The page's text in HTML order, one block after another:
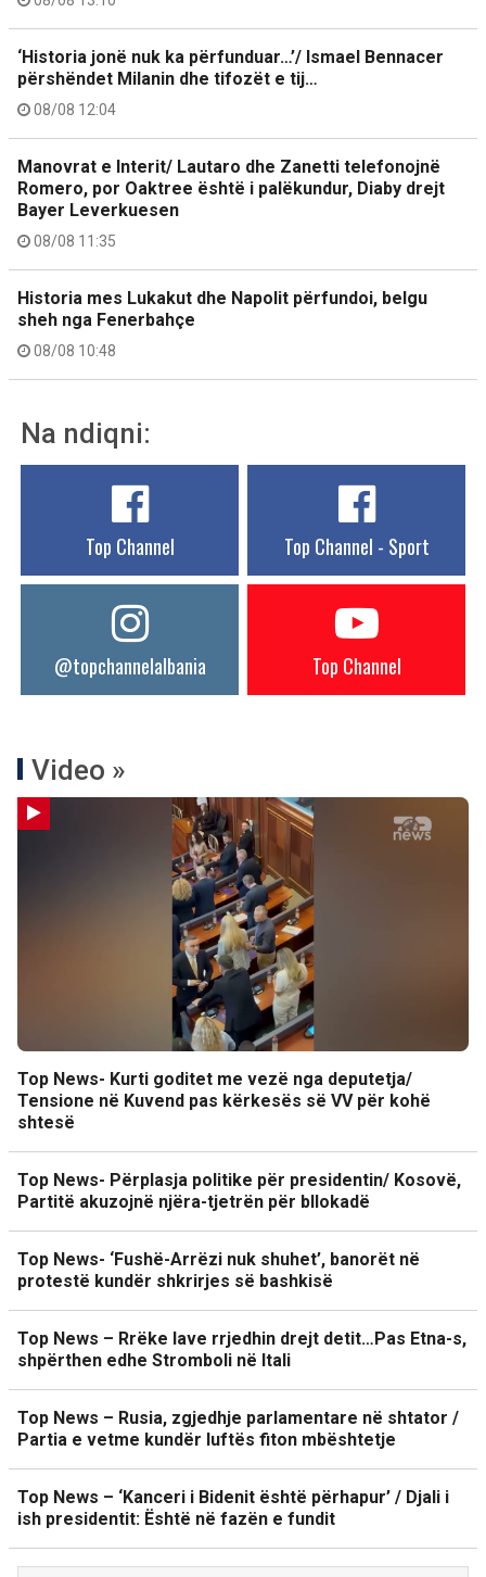
‘Historia jonë nuk ka përfunduar…’/ Ismael Bennacer
përshëndet Milanin dhe tifozët e tij…
08/08 12:04
Manovrat e Interit/ Lautaro dhe Zanetti telefonojnë
Romero, por Oaktree është i palëkundur, Diaby drejt
Bayer Leverkuesen
08/08 11:35
Historia mes Lukakut dhe Napolit përfundoi, belgu
sheh nga Fenerbahçe
08/08 10:48
Na ndiqni:
Top Channel Top Channel - Sport
@topchannelalbania Top Channel
Video »
Top News- Kurti goditet me vezë nga deputetja/
Tensione në Kuvend pas kërkesës së VV për kohë
shtesë
Top News- Përplasja politike për presidentin/ Kosovë,
Partitë akuzojnë njëra-tjetrën për bllokadë
Top News- ‘Fushë-Arrëzi nuk shuhet’, banorët në
protestë kundër shkrirjes së bashkisë
Top News – Rrëke lave rrjedhin drejt detit…Pas Etna-s,
shpërthen edhe Stromboli në Itali
Top News – Rusia, zgjedhje parlamentare në shtator /
Partia e vetme kundër luftës fiton mbështetje
Top News – ‘Kanceri i Bidenit është përhapur’ / Djali i
ish presidentit: Është në fazën e fundit